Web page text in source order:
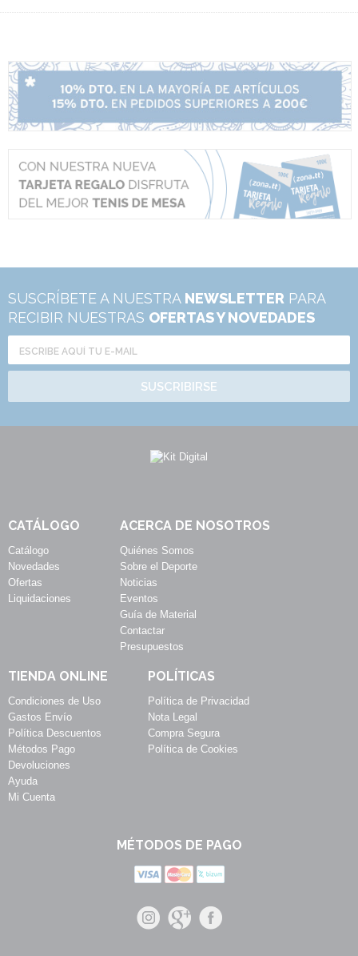
SUSCRÍBETE A NUESTRA NEWSLETTER PARA
RECIBIR NUESTRAS OFERTAS Y NOVEDADES
SUSCRIBIRSE
CATÁLOGO
Catálogo
Novedades
Ofertas
Liquidaciones
ACERCA DE NOSOTROS
Quiénes Somos
Sobre el Deporte
Noticias
Eventos
Guía de Material
Contactar
Presupuestos
TIENDA ONLINE
Condiciones de Uso
Gastos Envío
Política Descuentos
Métodos Pago
Devoluciones
Ayuda
Mi Cuenta
POLÍTICAS
Política de Privacidad
Nota Legal
Compra Segura
Política de Cookies
MÉTODOS DE PAGO